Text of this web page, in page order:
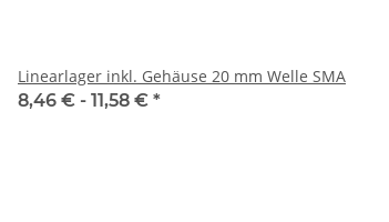
Linearlager inkl. Gehäuse 20 mm Welle SMA
8,46 € - 11,58 € *